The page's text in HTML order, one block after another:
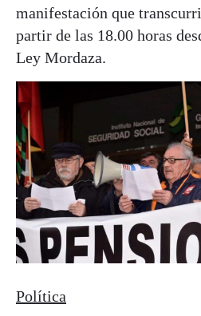
manifestación que
partir de las 18.00 horas
Ley Mordaza.
Política